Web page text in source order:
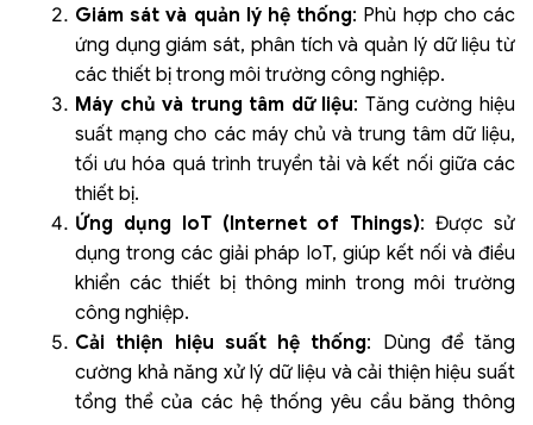
Giám sát và quản lý hệ thống: Phù hợp cho các
ứng dụng giám sát, phân tích và quản lý dữ liệu từ
các thiết bị trong môi trường công nghiệp.
Máy chủ và trung tâm dữ liệu: Tăng cường hiệu
suất mạng cho các máy chủ và trung tâm dữ liệu,
tối ưu hóa quá trình truyền tải và kết nối giữa các
thiết bị.
Ứng dụng IoT (Internet of Things): Được sử
dụng trong các giải pháp IoT, giúp kết nối và điều
khiển các thiết bị thông minh trong môi trường
công nghiệp.
Cải thiện hiệu suất hệ thống: Dùng để tăng
cường khả năng xử lý dữ liệu và cải thiện hiệu suất
tổng thể của các hệ thống yêu cầu băng thông